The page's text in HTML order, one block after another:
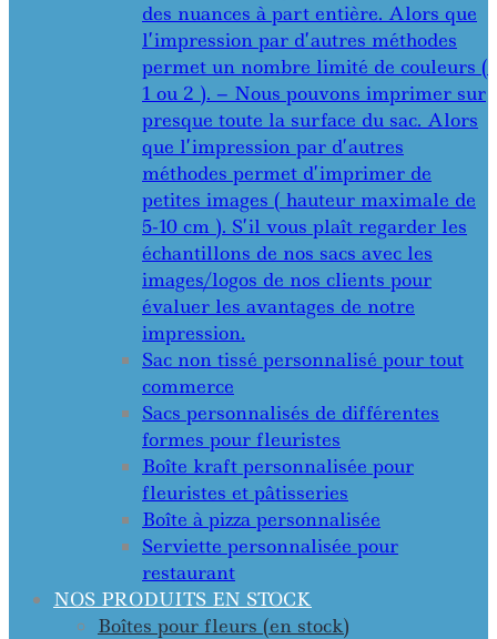
des nuances à part entière. Alors que
l’impression par d’autres méthodes
permet un nombre limité de couleurs (
1 ou 2 ). – Nous pouvons imprimer sur
presque toute la surface du sac. Alors
que l’impression par d’autres
méthodes permet d’imprimer de
petites images ( hauteur maximale de
5-10 cm ). S’il vous plaît regarder les
échantillons de nos sacs avec les
images/logos de nos clients pour
évaluer les avantages de notre
impression.
Sac non tissé personnalisé pour tout
commerce
Sacs personnalisés de différentes
formes pour fleuristes
Boîte kraft personnalisée pour
fleuristes et pâtisseries
Boîte à pizza personnalisée
Serviette personnalisée pour
restaurant
NOS PRODUITS EN STOCK
Boîtes pour fleurs (en stock)